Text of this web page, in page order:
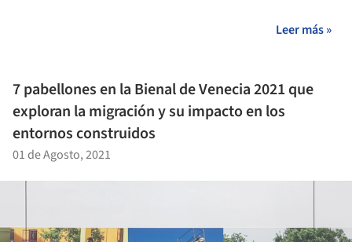
Leer más »
7 pabellones en la Bienal de Venecia 2021 que
exploran la migración y su impacto en los
entornos construidos
01 de Agosto, 2021